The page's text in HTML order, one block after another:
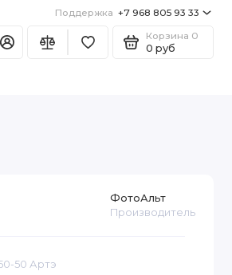
Поддержка +7 968 805 93 33
Корзина 0
0 руб
50 Артэ
ФотоАльт
Производитель